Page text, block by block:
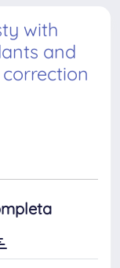
with
and